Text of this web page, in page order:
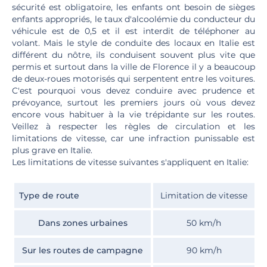
sécurité est obligatoire, les enfants ont besoin de sièges
enfants appropriés, le taux d'alcoolémie du conducteur du
véhicule est de 0,5 et il est interdit de téléphoner au
volant. Mais le style de conduite des locaux en Italie est
différent du nôtre, ils conduisent souvent plus vite que
permis et surtout dans la ville de Florence il y a beaucoup
de deux-roues motorisés qui serpentent entre les voitures.
C'est pourquoi vous devez conduire avec prudence et
prévoyance, surtout les premiers jours où vous devez
encore vous habituer à la vie trépidante sur les routes.
Veillez à respecter les règles de circulation et les
limitations de vitesse, car une infraction punissable est
plus grave en Italie.
Les limitations de vitesse suivantes s'appliquent en Italie:
Type de route Limitation de vitesse
Dans zones urbaines 50 km/h
Sur les routes de campagne 90 km/h